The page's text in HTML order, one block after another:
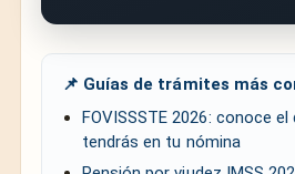
📌 Guías de trámites más
FOVISSSTE 2026: conoce
tendrás en tu nómina